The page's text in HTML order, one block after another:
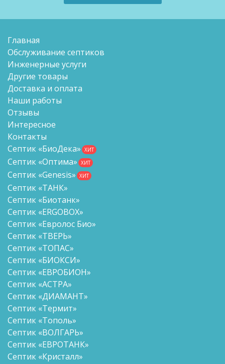
Главная
Обслуживание септиков
Инженерные услуги
Другие товары
Доставка и оплата
Наши работы
Отзывы
Интересное
Контакты
Септик «БиоДека» ХИТ
Септик «Оптима» ХИТ
Септик «Genesis» ХИТ
Септик «ТАНК»
Септик «Биотанк»
Септик «ERGOBOX»
Септик «Евролос Био»
Септик «ТВЕРЬ»
Септик «ТОПАС»
Септик «БИОКСИ»
Септик «ЕВРОБИОН»
Септик «АСТРА»
Септик «ДИАМАНТ»
Септик «Термит»
Септик «Тополь»
Септик «ВОЛГАРЬ»
Септик «ЕВРОТАНК»
Септик «Кристалл»